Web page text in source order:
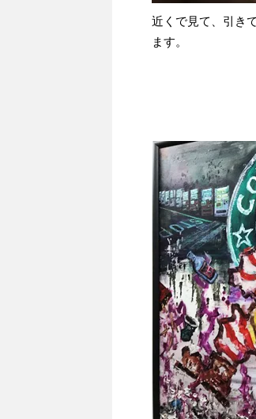
近くで見て、引き
ます。